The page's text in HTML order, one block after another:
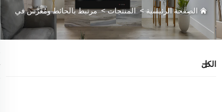
الصفحة الرئيسية> المنتجات>مرتبط بالحائط ومُغَرَّس في
الكل